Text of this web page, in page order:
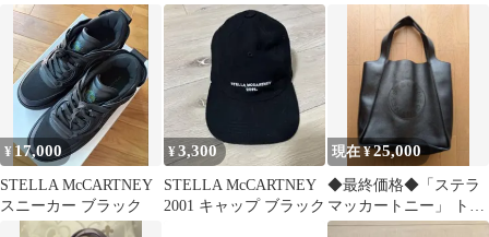
装飾ジャケット★スタ
ッズ・刺繍
¥ 17,000
STELLA McCARTNEY
スニーカー ブラック
¥3,300
STELLA McCARTNEY
2001 キャップ ブラック
現在 ¥25,000
◆最終価格◆「ステラ
マッカートニー」 トー
トバッグ 33cm×34cm ブ